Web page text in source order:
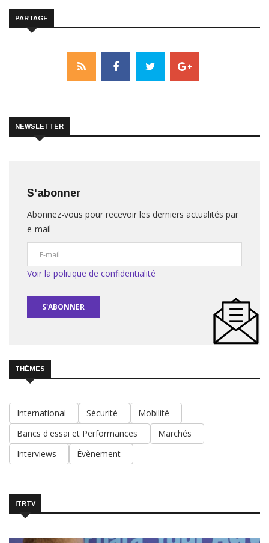
PARTAGE
NEWSLETTER
S'abonner
Abonnez-vous pour recevoir les derniers actualités par
e-mail
Voir la politique de confidentialité
S'ABONNER
THÈMES
International Sécurité
Mobilité
Bancs d'essai et Performances
Marchés
Interviews
Évènement
ITRTV